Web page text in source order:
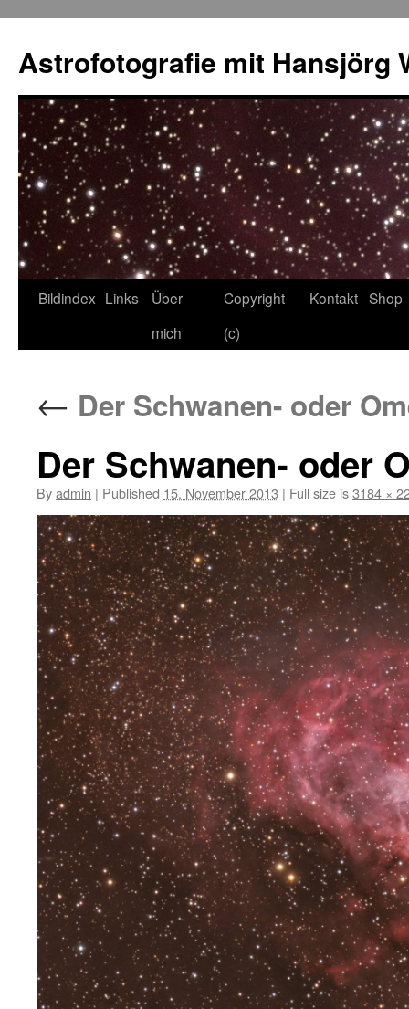
content
Astrofotografie mit Hansjörg
Bildindex Links
Über
mich
Copyright
(c)
Kontakt Shop
← Der Schwanen- oder
Der Schwanen- oder
Byadmin | Published 15. November 2013 | Full size is3184 ×